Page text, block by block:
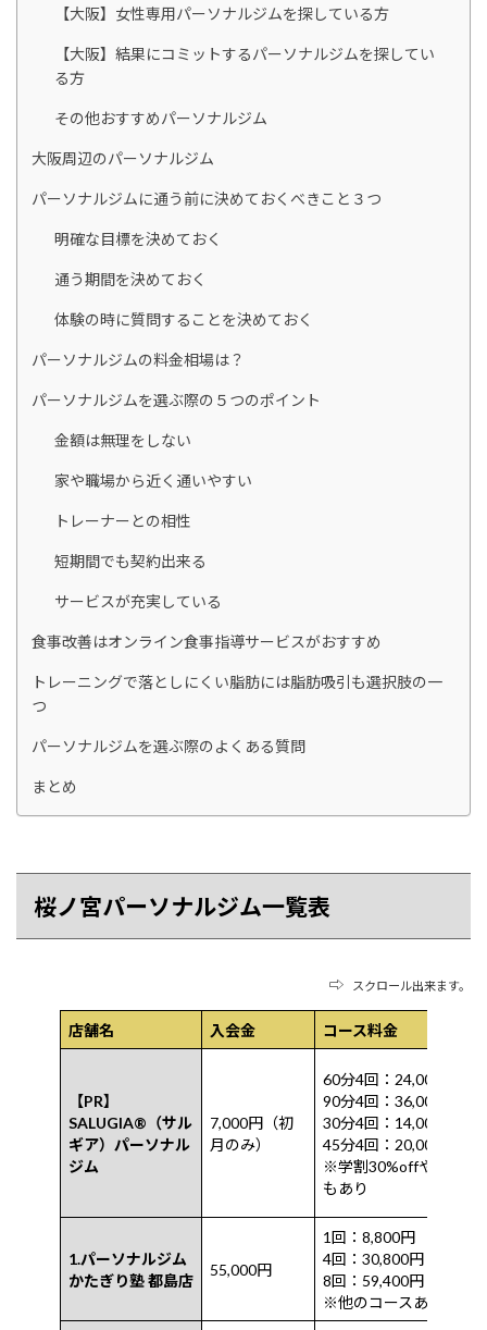
【大阪】女性専用パーソナルジムを探している方
【大阪】結果にコミットするパーソナルジムを探してい
る方
その他おすすめパーソナルジム
大阪周辺のパーソナルジム
パーソナルジムに通う前に決めておくべきこと３つ
明確な目標を決めておく
通う期間を決めておく
体験の時に質問することを決めておく
パーソナルジムの料金相場は？
パーソナルジムを選ぶ際の５つのポイント
金額は無理をしない
家や職場から近く通いやすい
トレーナーとの相性
短期間でも契約出来る
サービスが充実している
食事改善はオンライン食事指導サービスがおすすめ
トレーニングで落としにくい脂肪には脂肪吸引も選択肢の一
つ
パーソナルジムを選ぶ際のよくある質問
まとめ
桜ノ宮パーソナルジム一覧表
⇨ スクロール出来ます。
店舗名 入会金 コース料金
【PR】
SALUGIA®︎（サル
ギア）パーソナル
ジム
7,000円（初
月のみ）
60分4回：24,000円
90分4回：36,000円
30分4回：14,000円
45分4回：20,000円
※学割30%offや他のコ
もあり
1.パーソナルジム
かたぎり塾 都島店
55,000円
1回：8,800円
4回：30,800円
8回：59,400円
※他のコースあり